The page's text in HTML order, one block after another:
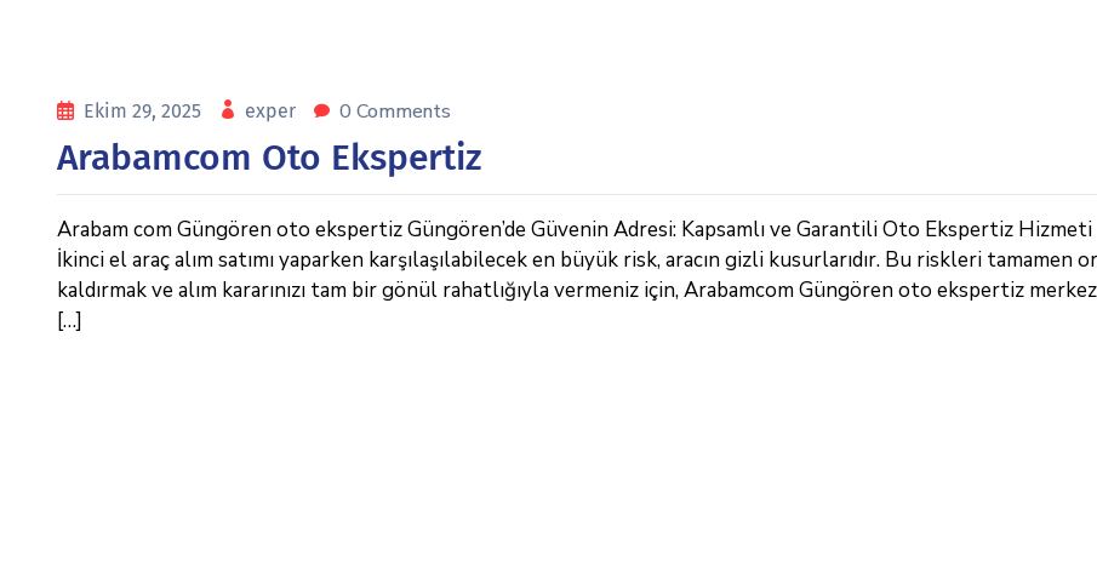
Ekim 29, 2025 exper 0 Comments
Arabamcom Oto Ekspertiz
Arabam com Güngören oto ekspertiz Güngören’de Güvenin Adresi: Kapsamlı ve Garantili Oto Ekspertiz
İkinci el araç alım satımı yaparken karşılaşılabilecek en büyük risk, aracın gizli kusurlarıdır. Bu riskleri tamamen
kaldırmak ve alım kararınızı tam bir gönül rahatlığıyla vermeniz için, Arabamcom Güngören oto ekspertiz
[…]